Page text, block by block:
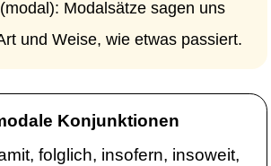
(modal): Modalsätze sagen uns
und Weise, wie etwas passiert.
Konjunktionen
folglich, insofern, insoweit,